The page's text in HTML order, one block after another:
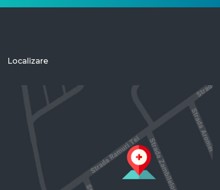
Localizare